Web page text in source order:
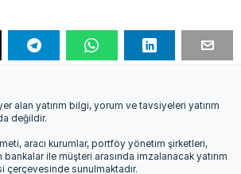
alan yatırım bilgi, yorum ve tavsiyeleri yatırım
değildir.
aracı kurumlar, portföy yönetim şirketleri,
ile müşteri arasında imzalanacak yatırım
çerçevesinde sunulmaktadır.